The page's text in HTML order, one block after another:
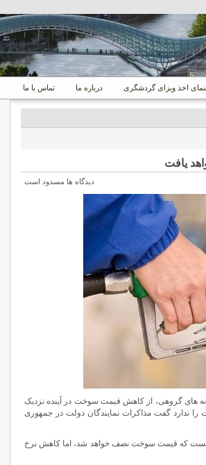
اخذ ویزای گردشگری درباره ما تماس با ما
یافت
دیدگاه ها مسدود است
های گروهی، از کاهش قیمت سوخت در آینده نزدیک
را ندارد گفت مذاکرات نمایندگان دولت در جمهوری
نیست که قیمت سوخت نصف خواهد شد، اما کاهش نرخ